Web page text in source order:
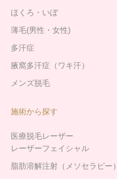
ほくろ・いぼ
薄毛(男性・女性)
多汗症
腋窩多汗症（ワキ汗）
メンズ脱毛
施術から探す
医療脱毛レーザー
レーザーフェイシャル
脂肪溶解注射（メソセラピー）